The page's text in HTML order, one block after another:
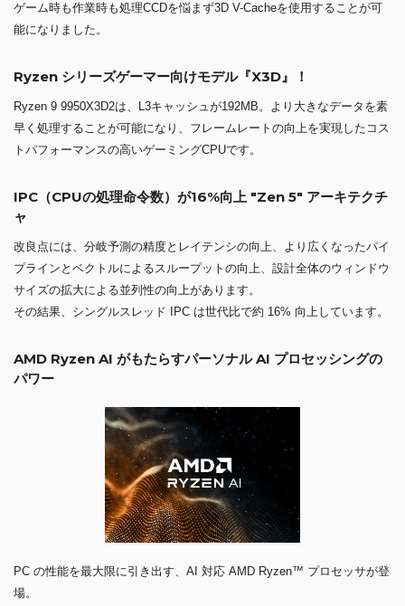
ゲーム時も作業時も処理CCDを悩まず3D V-Cacheを使用することが可
能になりました。
Ryzen シリーズゲーマー向けモデル『X3D』！
Ryzen 9 9950X3D2は、L3キャッシュが192MB。より大きなデータを素
早く処理することが可能になり、フレームレートの向上を実現したコス
トパフォーマンスの高いゲーミングCPUです。
IPC（CPUの処理命令数）が16%向上 "Zen 5" アーキテクチ
ャ
改良点には、分岐予測の精度とレイテンシの向上、より広くなったパイ
プラインとベクトルによるスループットの向上、設計全体のウィンドウ
サイズの拡大による並列性の向上があります。
その結果、シングルスレッド IPC は世代比で約 16% 向上しています。
AMD Ryzen AI がもたらすパーソナル AI プロセッシングの
パワー
PC の性能を最大限に引き出す、AI 対応 AMD Ryzen™ プロセッサが登
場。